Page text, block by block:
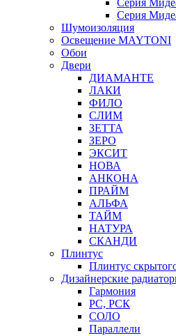
Серия
Серия
Шумоизоляция
Освещение MAYTONI
Обои
Двери
ДИАМАНТЕ
ЛАКИ
ФИЛО
СЛИМ
ЗЕТТА
ЗЕРО
ЭКСИТ
НОВА
АНКОНА
ПРАЙМ
АЛЬФА
ТАЙМ
НАТУРА
СКАНДИ
Плинтус
Плинтус
Дизайнерские
Гармония
РС, РСК
СОЛО
Параллели